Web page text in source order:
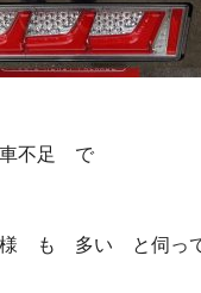
不足 で
も 多い と伺って